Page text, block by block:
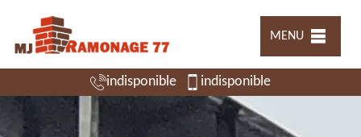
MENU
indisponible indisponible